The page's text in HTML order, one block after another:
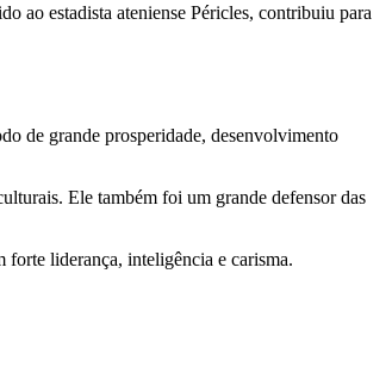
ao estadista ateniense Péricles, contribuiu para
de grande prosperidade, desenvolvimento
Ele também foi um grande defensor das
forte liderança, inteligência e carisma.